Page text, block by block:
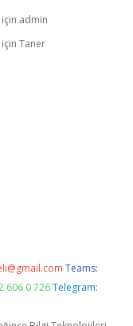
için admin
için Taner
Teams:
606 0 726 Telegram: